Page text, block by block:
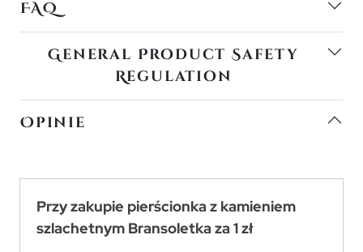
FAQ
General Product Safety
Regulation
Opinie
Przy zakupie pierścionka z kamieniem
szlachetnym Bransoletka za 1 zł